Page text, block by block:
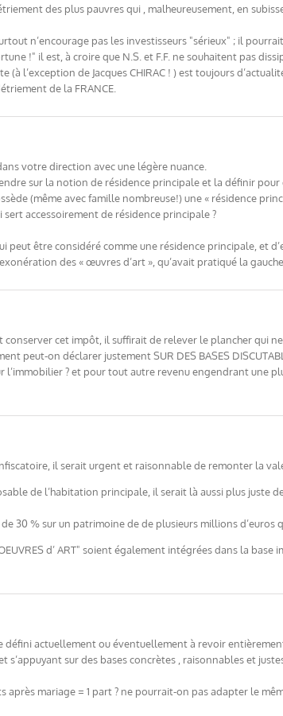
des plus pauvres qui , malheureusement, en
n’encourage pas les investisseurs "sérieux" ; il
!" il est, à croire que N.S. et F.F. ne souhaitent pas
l’exception de Jacques CHIRAC ! ) est toujours
de la FRANCE.
votre direction avec une légère nuance.
sur la notion de résidence principale et la définir pour
(même avec famille nombreuse!) une « résidence
accessoirement de résidence principale ?
peut être considéré comme une résidence principale, et
des « œuvres d’art », qu’avait pratiqué la
cet impôt, il suffirait de relever le plancher qui
peut-on déclarer justement SUR DES BASES
? et pour tout autre revenu engendrant une
il serait urgent et raisonnable de remonter la
de l’habitation principale, il serait là aussi plus
30 % sur un patrimoine de de plusieurs millions d’euros
d’ ART" soient également intégrées dans la
actuellement ou éventuellement à revoir
sur des bases concrètes , raisonnables et
après mariage = 1 part ? ne pourrait-on pas adapter le